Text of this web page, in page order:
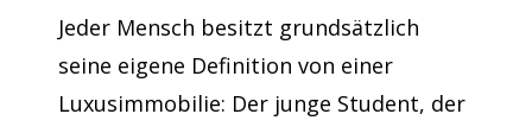
Jeder Mensch besitzt grundsätzlich
seine eigene Definition von einer
Luxusimmobilie: Der junge Student, der